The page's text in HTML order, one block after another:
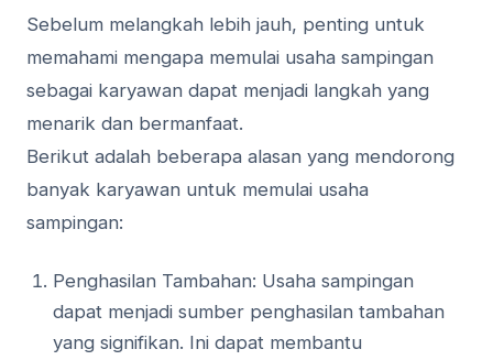
Sebelum melangkah lebih jauh, penting untuk
memahami mengapa memulai usaha sampingan
sebagai karyawan dapat menjadi langkah yang
menarik dan bermanfaat.
Berikut adalah beberapa alasan yang mendorong
banyak karyawan untuk memulai usaha
sampingan:
Penghasilan Tambahan: Usaha sampingan
dapat menjadi sumber penghasilan tambahan
yang signifikan. Ini dapat membantu